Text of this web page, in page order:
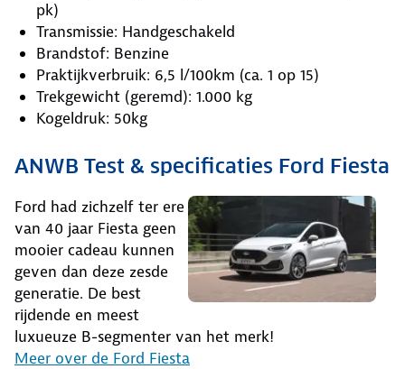
pk)
Transmissie: Handgeschakeld
Brandstof: Benzine
Praktijkverbruik: 6,5 l/100km (ca. 1 op 15)
Trekgewicht (geremd): 1.000 kg
Kogeldruk: 50kg
ANWB Test & specificaties Ford Fiesta
Ford had zichzelf ter ere
van 40 jaar Fiesta geen
mooier cadeau kunnen
geven dan deze zesde
generatie. De best
rijdende en meest
luxueuze B-segmenter van het merk!
Meer over de Ford Fiesta